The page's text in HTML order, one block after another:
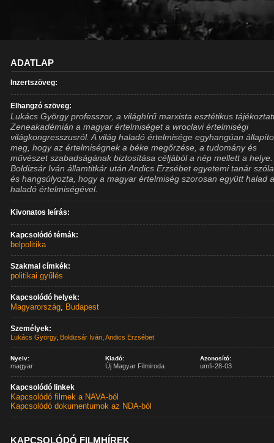
ADATLAP
Inzertszöveg:
Elhangzó szöveg:
Lukács György professzor, a világhírű marxista esztétikus
Zeneakadémián a magyar értelmiséget a wroclavi értelmiségi
világkongresszusról. A világ haladó értelmisége egyhangúan
meg, hogy az értelmiségnek a béke megőrzése, a tudomány és
művészet szabadságának biztosítása céljából a nép mellett a helye.
Boldizsár Iván államtitkár után Andics Erzsébet egyetemi tanár
és hangsúlyozta, hogy a magyar értelmiség szorosan együtt halad
haladó értelmiségével.
Kivonatos leírás:
Kapcsolódó témák:
belpolitika
Szakmai címkék:
politikai gyűlés
Kapcsolódó helyek:
Magyarország, Budapest
Személyek:
Lukács György, Boldizsár Iván ,Andics Erzsébet
Nyelv:
magyar
Kiadó:
Új Magyar Filmiroda
Azonosító:
umfi-28-03
Kapcsolódó linkek
Kapcsolódó filmek a NAVA-ból
Kapcsolódó dokumentumok az NDA-ból
KAPCSOLÓDÓ FILMHÍREK